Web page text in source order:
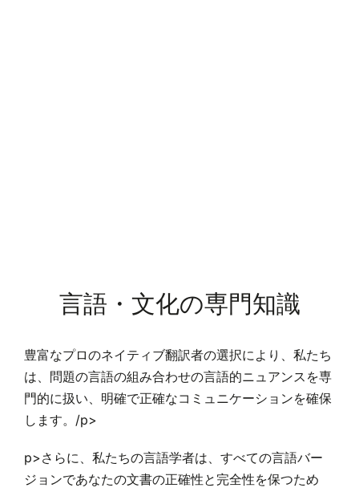
言語・文化の専門知識
豊富なプロのネイティブ翻訳者の選択により、私たち
は、問題の言語の組み合わせの言語的ニュアンスを専
門的に扱い、明確で正確なコミュニケーションを確保
します。/p>
p>さらに、私たちの言語学者は、すべての言語バー
ジョンであなたの文書の正確性と完全性を保つため